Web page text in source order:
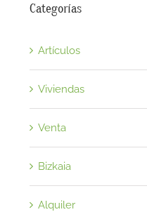
Categorías
Artículos
Viviendas
Venta
Bizkaia
Alquiler